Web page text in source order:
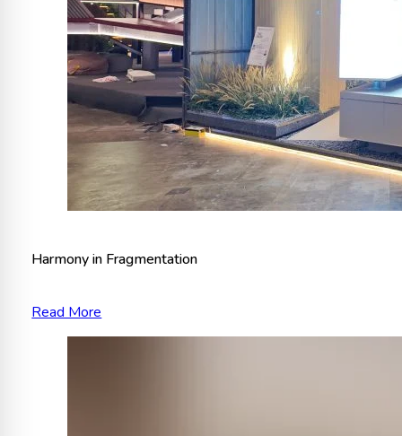
Harmony in Fragmentation
Read More